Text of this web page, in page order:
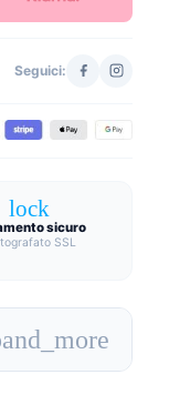
Seguici:
lock
sicuro
SSL